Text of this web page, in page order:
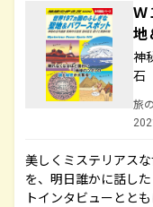
Ｗ
地
神
石
旅
美しくミステリアス
を、明日誰かに話し
トインタビューととも